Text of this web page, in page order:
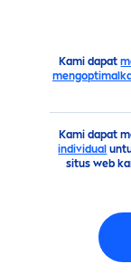
Kami dapat
Kami dapat
individual
situs web
Sekilas
JENIS